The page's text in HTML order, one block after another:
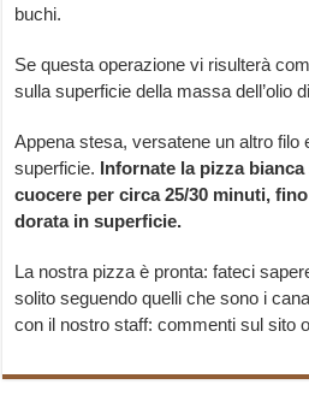
buchi.
Se questa operazione vi risulterà
sulla superficie della massa dell’olio
Appena stesa, versatene un altro filo
superficie. Infornate la pizza
cuocere per circa 25/30 minuti,
dorata in superficie.
La nostra pizza è pronta: fateci
solito seguendo quelli che sono i
con il nostro staff: commenti sul sito